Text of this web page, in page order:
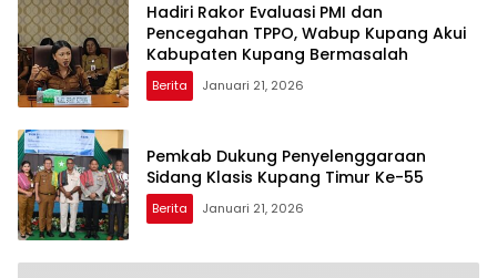
Hadiri Rakor Evaluasi PMI dan
Pencegahan TPPO, Wabup Kupang Akui
Kabupaten Kupang Bermasalah
Berita Januari 21, 2026
Pemkab Dukung Penyelenggaraan
Sidang Klasis Kupang Timur Ke-55
Berita Januari 21, 2026